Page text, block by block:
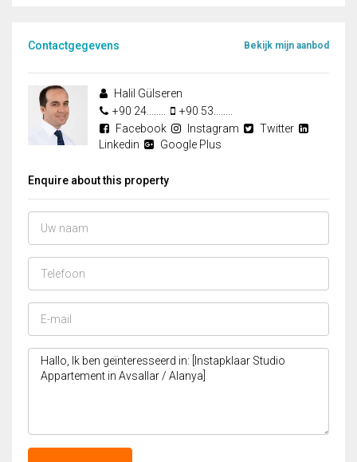
Contactgegevens Bekijk mijn aanbod
Halil Gülseren
+90 24........
+90 53........
Facebook
Instagram
Twitter
Linkedin
Google Plus
Enquire about this property